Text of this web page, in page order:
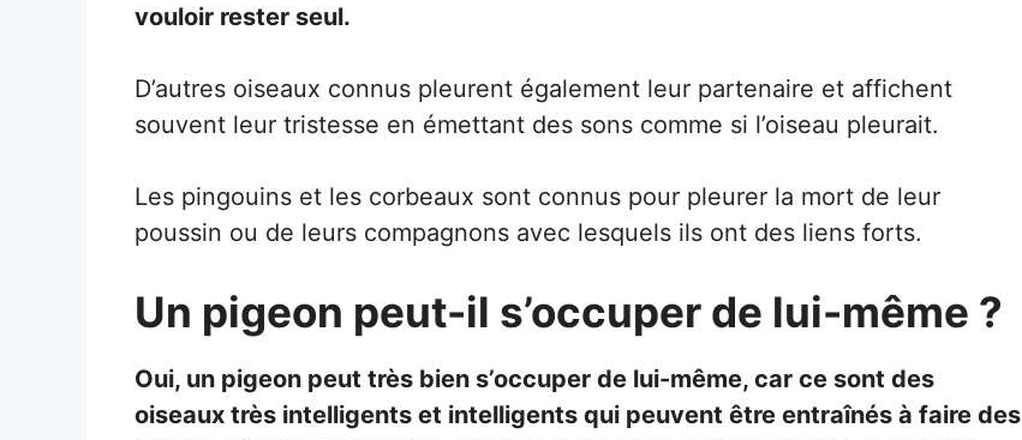
vouloir rester seul.
D’autres oiseaux connus pleurent également leur partenaire et affichent
souvent leur tristesse en émettant des sons comme si l’oiseau pleurait.
Les pingouins et les corbeaux sont connus pour pleurer la mort de leur
poussin ou de leurs compagnons avec lesquels ils ont des liens forts.
Un pigeon peut-il s’occuper de lui-même ?
Oui, un pigeon peut très bien s’occuper de lui-même, car ce sont des
oiseaux très intelligents et intelligents qui peuvent être entraînés à faire des